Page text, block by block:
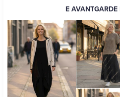
E AVANTGARDE